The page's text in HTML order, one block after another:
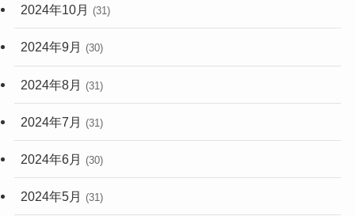
2024年10月 (31)
2024年9月 (30)
2024年8月 (31)
2024年7月 (31)
2024年6月 (30)
2024年5月 (31)